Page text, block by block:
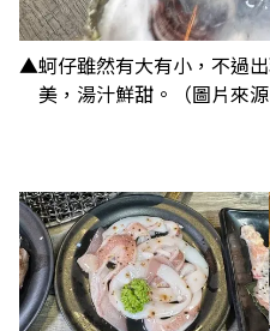
▲蚵仔雖然有大有小，不過
美，湯汁鮮甜。（圖片來源